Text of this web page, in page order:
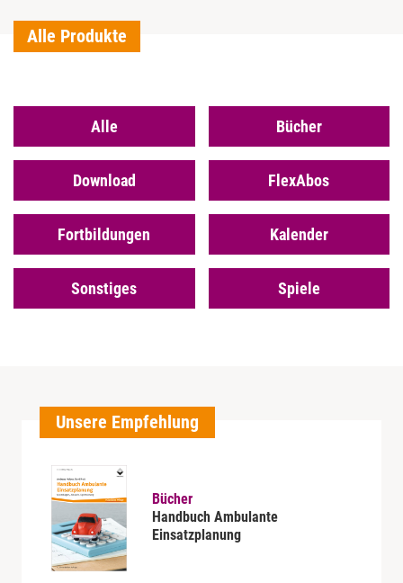
Alle Produkte
Alle Bücher
Download FlexAbos
Fortbildungen Kalender
Sonstiges Spiele
Unsere Empfehlung
Bücher
Handbuch Ambulante
Einsatzplanung